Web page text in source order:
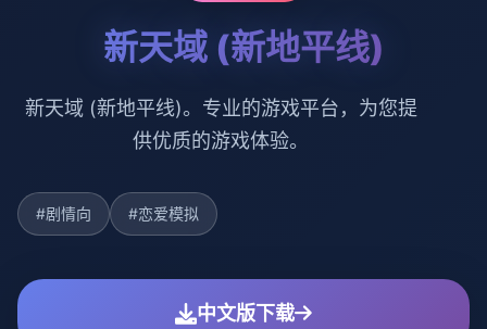
新天域 (新地平线)
新天域 (新地平线)。专业的游戏平台，为您提
供优质的游戏体验。
#剧情向 #恋爱模拟
中文版下载